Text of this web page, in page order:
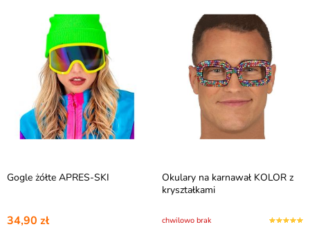
Gogle żółte APRES-SKI
34,90 zł
Okulary na karnawał KOLOR z
kryształkami
chwilowo brak